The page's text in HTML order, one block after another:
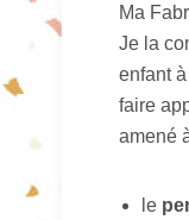
Ma
Je la
enfant
faire
amené
le